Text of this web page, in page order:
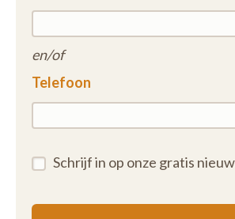
en/of
Telefoon
Schrijf in op onze gratis